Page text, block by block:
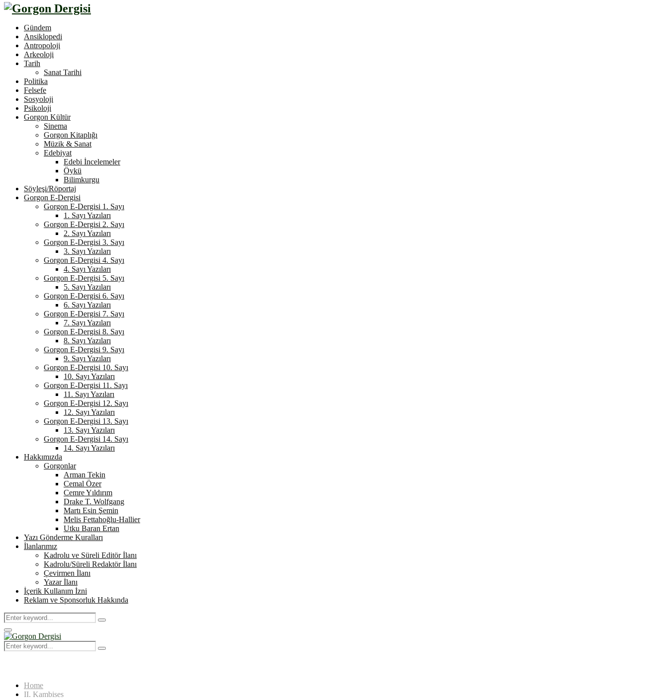
Gündem
Ansiklopedi
Antropoloji
Arkeoloji
Tarih
Sanat Tarihi
Politika
Felsefe
Sosyoloji
Psikoloji
Gorgon Kültür
Sinema
Gorgon Kitaplığı
Müzik & Sanat
Edebiyat
Edebi İncelemeler
Öykü
Bilimkurgu
Söyleşi/Röportaj
Gorgon E-Dergisi
Gorgon E-Dergisi 1. Sayı
1. Sayı Yazıları
Gorgon E-Dergisi 2. Sayı
2. Sayı Yazıları
Gorgon E-Dergisi 3. Sayı
3. Sayı Yazıları
Gorgon E-Dergisi 4. Sayı
4. Sayı Yazıları
Gorgon E-Dergisi 5. Sayı
5. Sayı Yazıları
Gorgon E-Dergisi 6. Sayı
6. Sayı Yazıları
Gorgon E-Dergisi 7. Sayı
7. Sayı Yazıları
Gorgon E-Dergisi 8. Sayı
8. Sayı Yazıları
Gorgon E-Dergisi 9. Sayı
9. Sayı Yazıları
Gorgon E-Dergisi 10. Sayı
10. Sayı Yazıları
Gorgon E-Dergisi 11. Sayı
11. Sayı Yazıları
Gorgon E-Dergisi 12. Sayı
12. Sayı Yazıları
Gorgon E-Dergisi 13. Sayı
13. Sayı Yazıları
Gorgon E-Dergisi 14. Sayı
14. Sayı Yazıları
Hakkımızda
Gorgonlar
Arman Tekin
Cemal Özer
Cemre Yıldırım
Drake T. Wolfgang
Martı Esin Şemin
Melis Fettahoğlu-Hallier
Utku Baran Ertan
Yazı Gönderme Kuralları
İlanlarımız
Kadrolu ve Süreli Editör İlanı
Kadrolu/Süreli Redaktör İlanı
Çevirmen İlanı
Yazar İlanı
İçerik Kullanım İzni
Reklam ve Sponsorluk Hakkında
Search
for:
Search
Primary
Menu
Search
for:
Search
Home
II. Kambises